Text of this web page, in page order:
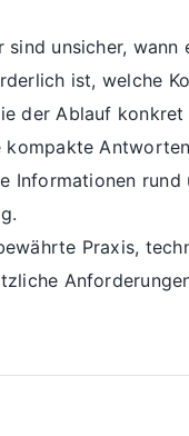
sind unsicher, wann
ist, welche
der Ablauf konkret
kompakte
Informationen rund
Praxis,